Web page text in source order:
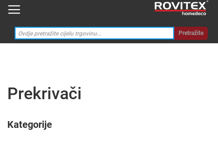
Pretražite
Prekrivači
Kategorije